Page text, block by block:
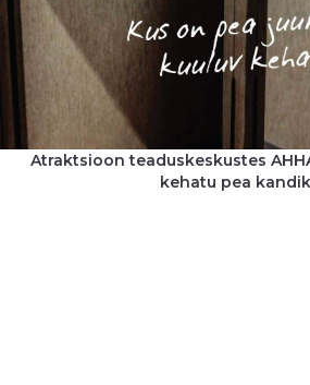
Atraktsioon teaduskeskustes
kehatu pea